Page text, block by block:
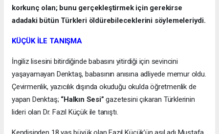
korkunç olan; bunu gerçekleştirmek için gerekirse
adadaki bütün Türkleri öldürebileceklerini söylemeleriydi.
KÜÇÜK İLE TANIŞMA
İngiliz lisesini bitirdiğinde babasını yitirdiği için sevincini
yaşayamayan Denktaş, babasının anısına adliyede memur oldu.
Çevirmenlik, yazıcılık dışında okuduğu okulda öğretmenlik de
yapan Denktaş; “Halkın Sesi”gazetesini çıkaran Türklerinin
lideri olan Dr. Fazıl Küçük ile tanıştı.